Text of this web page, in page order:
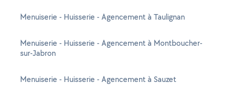
Menuiserie - Huisserie - Agencement à Taulignan
Menuiserie - Huisserie - Agencement à Montboucher-
sur-Jabron
Menuiserie - Huisserie - Agencement à Sauzet